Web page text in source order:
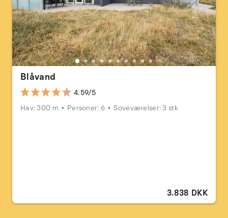
Blåvand
4.59/5
Hav: 300 m
Personer: 6 Soveværelser: 3 stk
3.838 DKK